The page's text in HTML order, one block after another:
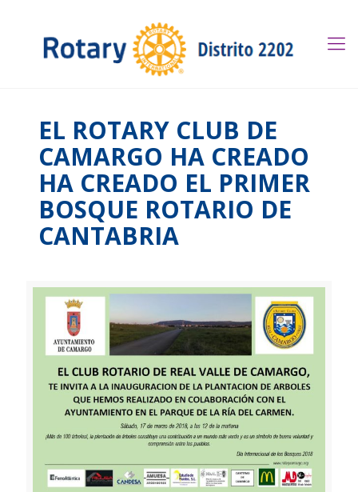
EL ROTARY CLUB DE
CAMARGO HA CREADO
HA CREADO EL PRIMER
BOSQUE ROTARIO DE
CANTABRIA